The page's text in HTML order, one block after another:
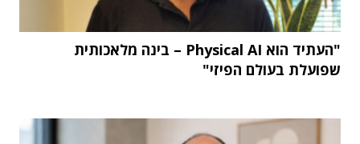
"העתיד הוא Physical AI – בינה מלאכותית
שפועלת בעולם הפיזי"